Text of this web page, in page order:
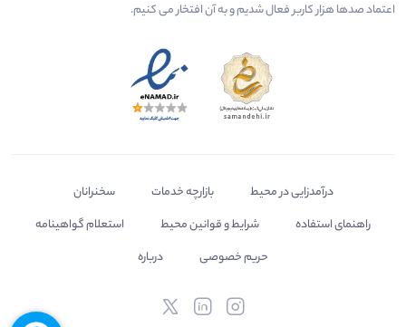
اعتماد صدها هزار کاربر فعال شدیم و به آن افتخار می‌ کنیم.
درآمدزایی در محیط بازارچه خدمات
سخنرانان
راهنمای استفاده
شرایط و قوانین محیط
استعلام گواهینامه
حریم خصوصی
درباره